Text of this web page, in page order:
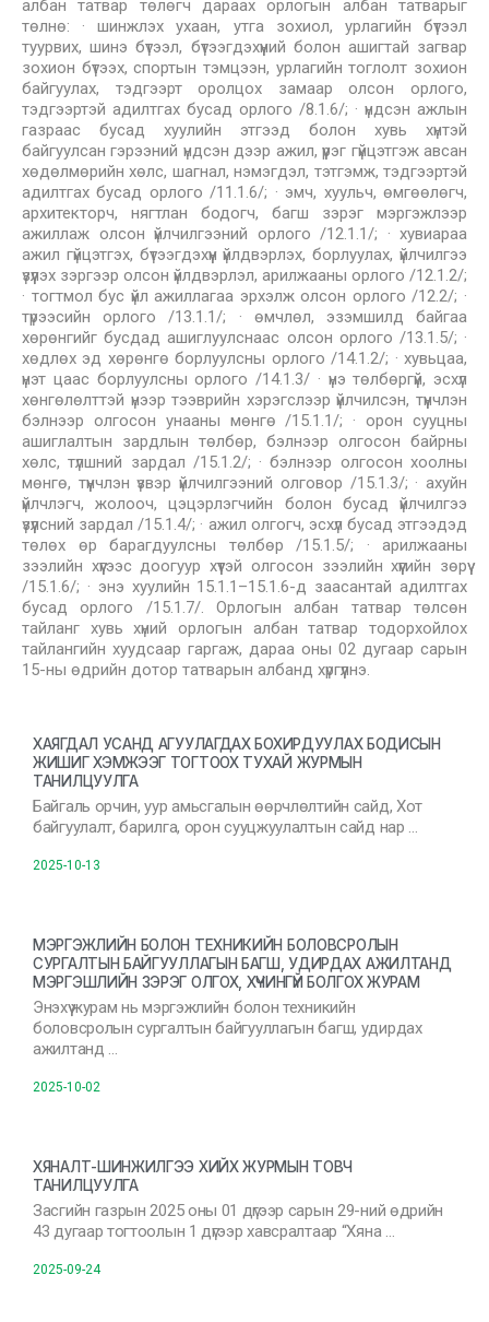
албан татвар төлөгч дараах орлогын албан татварыг
төлнө: · шинжлэх ухаан, утга зохиол, урлагийн бүтээл
туурвих, шинэ бүтээл, бүтээгдэхүүний болон ашигтай загвар
зохион бүтээх, спортын тэмцээн, урлагийн тоглолт зохион
байгуулах, тэдгээрт оролцох замаар олсон орлого,
тэдгээртэй адилтгах бусад орлого /8.1.6/; · үндсэн ажлын
газраас бусад хуулийн этгээд болон хувь хүнтэй
байгуулсан гэрээний үндсэн дээр ажил, үүрэг гүйцэтгэж авсан
хөдөлмөрийн хөлс, шагнал, нэмэгдэл, тэтгэмж, тэдгээртэй
адилтгах бусад орлого /11.1.6/; · эмч, хуульч, өмгөөлөгч,
архитекторч, нягтлан бодогч, багш зэрэг мэргэжлээр
ажиллаж олсон үйлчилгээний орлого /12.1.1/; · хувиараа
ажил гүйцэтгэх, бүтээгдэхүүн үйлдвэрлэх, борлуулах, үйлчилгээ
үзүүлэх зэргээр олсон үйлдвэрлэл, арилжааны орлого /12.1.2/;
· тогтмол бус үйл ажиллагаа эрхэлж олсон орлого /12.2/; ·
түрээсийн орлого /13.1.1/; · өмчлөл, эзэмшилд байгаа
хөрөнгийг бусдад ашиглуулснаас олсон орлого /13.1.5/; ·
хөдлөх эд хөрөнгө борлуулсны орлого /14.1.2/; · хувьцаа,
үнэт цаас борлуулсны орлого /14.1.3/ · үнэ төлбөргүй, эсхүл
хөнгөлөлттэй үнээр тээврийн хэрэгслээр үйлчилсэн, түүнчлэн
бэлнээр олгосон унааны мөнгө /15.1.1/; · орон сууцны
ашиглалтын зардлын төлбөр, бэлнээр олгосон байрны
хөлс, түлшний зардал /15.1.2/; · бэлнээр олгосон хоолны
мөнгө, түүнчлэн үзвэр үйлчилгээний олговор /15.1.3/; · ахуйн
үйлчлэгч, жолооч, цэцэрлэгчийн болон бусад үйлчилгээ
үзүүлсний зардал /15.1.4/; · ажил олгогч, эсхүл бусад этгээдэд
төлөх өр барагдуулсны төлбөр /15.1.5/; · арилжааны
зээлийн хүүгээс доогуур хүүтэй олгосон зээлийн хүүгийн зөрүү
/15.1.6/; · энэ хуулийн 15.1.1–15.1.6-д заасантай адилтгах
бусад орлого /15.1.7/. Орлогын албан татвар төлсөн
тайланг хувь хүний орлогын албан татвар тодорхойлох
тайлангийн хуудсаар гаргаж, дараа оны 02 дугаар сарын
15-ны өдрийн дотор татварын албанд хүргүүлнэ.
ХАЯГДАЛ УСАНД АГУУЛАГДАХ БОХИРДУУЛАХ БОДИСЫН
ЖИШИГ ХЭМЖЭЭГ ТОГТООХ ТУХАЙ ЖУРМЫН
ТАНИЛЦУУЛГА
Байгаль орчин, уур амьсгалын өөрчлөлтийн сайд, Хот
байгуулалт, барилга, орон сууцжуулалтын сайд нар …
2025-10-13
МЭРГЭЖЛИЙН БОЛОН ТЕХНИКИЙН БОЛОВСРОЛЫН
СУРГАЛТЫН БАЙГУУЛЛАГЫН БАГШ, УДИРДАХ АЖИЛТАНД
МЭРГЭШЛИЙН ЗЭРЭГ ОЛГОХ, ХҮЧИНГҮЙ БОЛГОХ ЖУРАМ
Энэхүү журам нь мэргэжлийн болон техникийн
боловсролын сургалтын байгууллагын багш, удирдах
ажилтанд …
2025-10-02
ХЯНАЛТ-ШИНЖИЛГЭЭ ХИЙХ ЖУРМЫН ТОВЧ
ТАНИЛЦУУЛГА
Засгийн газрын 2025 оны 01 дүгээр сарын 29-ний өдрийн
43 дугаар тогтоолын 1 дүгээр хавсралтаар “Хяна …
2025-09-24